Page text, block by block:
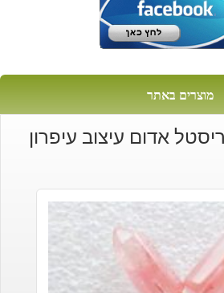
מוצרים באתר
אדום עיצוב עיפרון